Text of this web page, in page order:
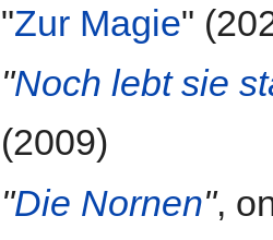
"Zur Magie"
"Noch lebt sie
(2009)
"Die Nornen",